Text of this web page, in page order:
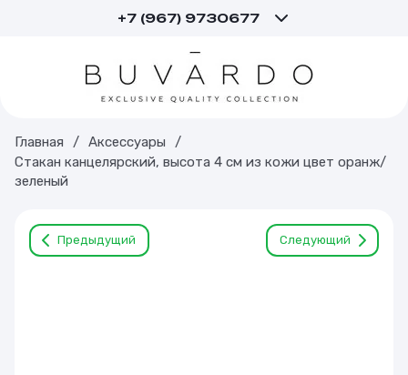
+7 (967) 9730677
Главная / Аксессуары
/
Стакан канцелярский, высота 4 см из кожи цвет оранж/
зеленый
Предыдущий Следующий